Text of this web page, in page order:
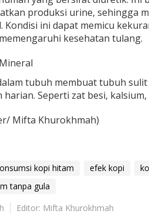
produksi urine, sehingga
Kondisi ini dapat memicu
kesehatan tulang.
tubuh membuat tubuh
Seperti zat besi, kalsium,
Mifta Khurokhmah)
kopi hitam efek kopi
tanpa gula
Editor: Mifta Khurokhmah